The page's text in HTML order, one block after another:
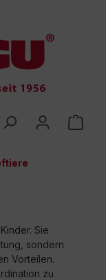
Sie
sondern
Vorteilen.
zu